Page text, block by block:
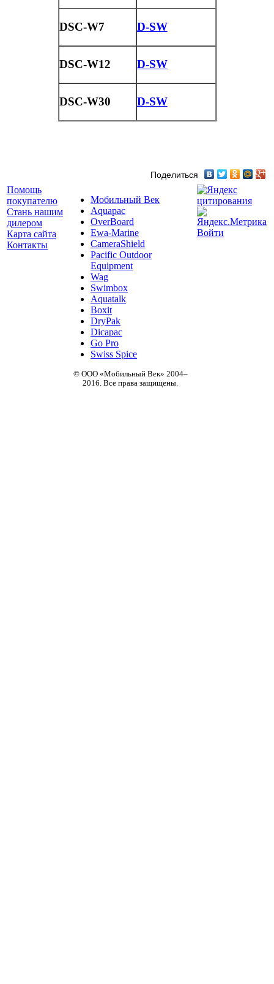
DSC-W7 D-SW
DSC-W12 D-SW
DSC-W30 D-SW
Поделиться
Помощь
покупателю
Стань нашим
дилером
Карта сайта
Контакты
Мобильный Век
Aquapac
OverBoard
Ewa-Marine
CameraShield
Pacific Outdoor
Equipment
Wag
Swimbox
Aquatalk
Boxit
DryPak
Dicapac
Go Pro
Swiss Spice
© ООО «Мобильный Век» 2004–
2016. Все права защищены.
Войти